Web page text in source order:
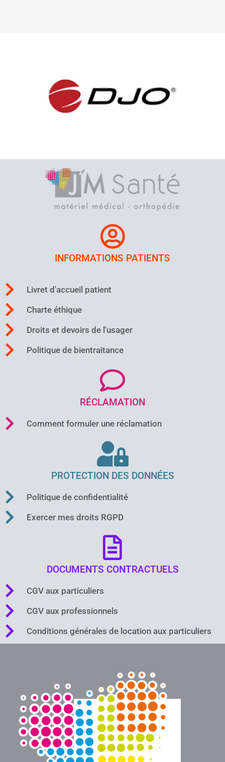
INFORMATIONS PATIENTS
Livret d'accueil patient
Charte éthique
Droits et devoirs de l'usager
Politique de bientraitance
RÉCLAMATION
Comment formuler une réclamation
PROTECTION DES DONNÉES
Politique de confidentialité
Exercer mes droits RGPD
DOCUMENTS CONTRACTUELS
CGV aux particuliers
CGV aux professionnels
Conditions générales de location aux particuliers